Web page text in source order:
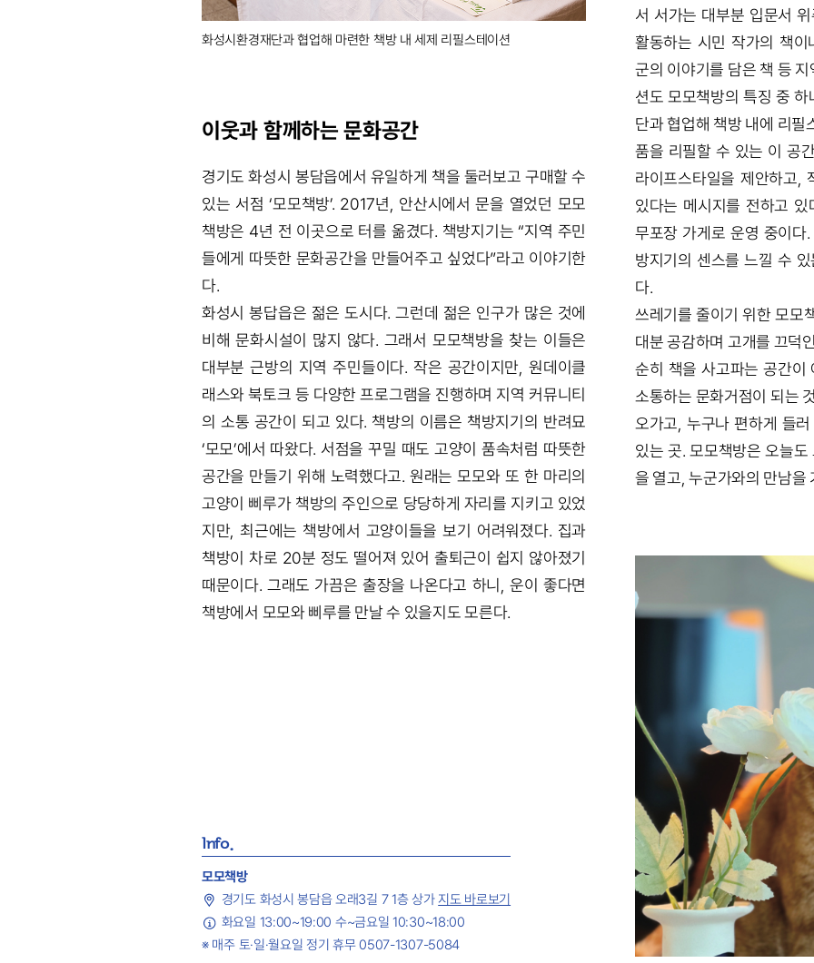
화성시환경재단과 협업해 마련한 책방 내 세제 리필스테이션
이웃과 함께하는 문화공간
경기도 화성시 봉담읍에서 유일하게 책을 둘러보고 구매할 수
있는 서점 ‘모모책방’. 2017년, 안산시에서 문을 열었던 모모
책방은 4년 전 이곳으로 터를 옮겼다. 책방지기는 “지역 주민
들에게 따뜻한 문화공간을 만들어주고 싶었다”라고 이야기한
다.
화성시 봉답읍은 젊은 도시다. 그런데 젊은 인구가 많은 것에
비해 문화시설이 많지 않다. 그래서 모모책방을 찾는 이들은
대부분 근방의 지역 주민들이다. 작은 공간이지만, 원데이클
래스와 북토크 등 다양한 프로그램을 진행하며 지역 커뮤니티
의 소통 공간이 되고 있다. 책방의 이름은 책방지기의 반려묘
‘모모’에서 따왔다. 서점을 꾸밀 때도 고양이 품속처럼 따뜻한
공간을 만들기 위해 노력했다고. 원래는 모모와 또 한 마리의
고양이 삐루가 책방의 주인으로 당당하게 자리를 지키고 있었
지만, 최근에는 책방에서 고양이들을 보기 어려워졌다. 집과
책방이 차로 20분 정도 떨어져 있어 출퇴근이 쉽지 않아졌기
때문이다. 그래도 가끔은 출장을 나온다고 하니, 운이 좋다면
책방에서 모모와 삐루를 만날 수 있을지도 모른다.
Info.
모모책방
경기도 화성시 봉담읍 오래3길 7 1층 상가 지도 바로보기
화요일 13:00~19:00 수~금요일 10:30~18:00
※ 매주 토·일·월요일 정기 휴무 0507-1307-5084
서 서가는 대부분 입문서
활동하는 시민 작가의 책
군의 이야기를 담은 책 등
션도 모모책방의 특징 중
단과 협업해 책방 내에 리필
품을 리필할 수 있는 이 공
라이프스타일을 제안하고,
있다는 메시지를 전하고
무포장 가게로 운영 중이다
방지기의 센스를 느낄 수
다.
쓰레기를 줄이기 위한 모모
대분 공감하며 고개를 끄덕
순히 책을 사고파는 공간이
소통하는 문화거점이 되는
오가고, 누구나 편하게 들
있는 곳. 모모책방은 오늘
을 열고, 누군가와의 만남을